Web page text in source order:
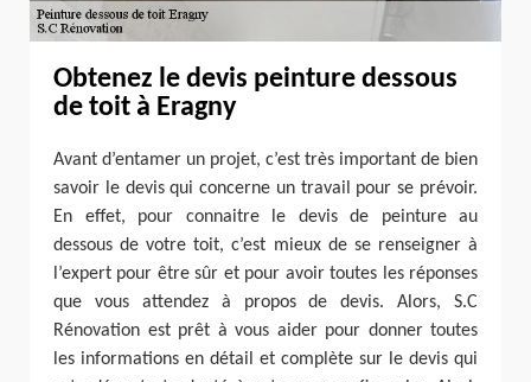
Obtenez le devis peinture dessous
de toit à Eragny
Avant d’entamer un projet, c’est très important de bien
savoir le devis qui concerne un travail pour se prévoir.
En effet, pour connaitre le devis de peinture au
dessous de votre toit, c’est mieux de se renseigner à
l’expert pour être sûr et pour avoir toutes les réponses
que vous attendez à propos de devis. Alors, S.C
Rénovation est prêt à vous aider pour donner toutes
les informations en détail et complète sur le devis qui